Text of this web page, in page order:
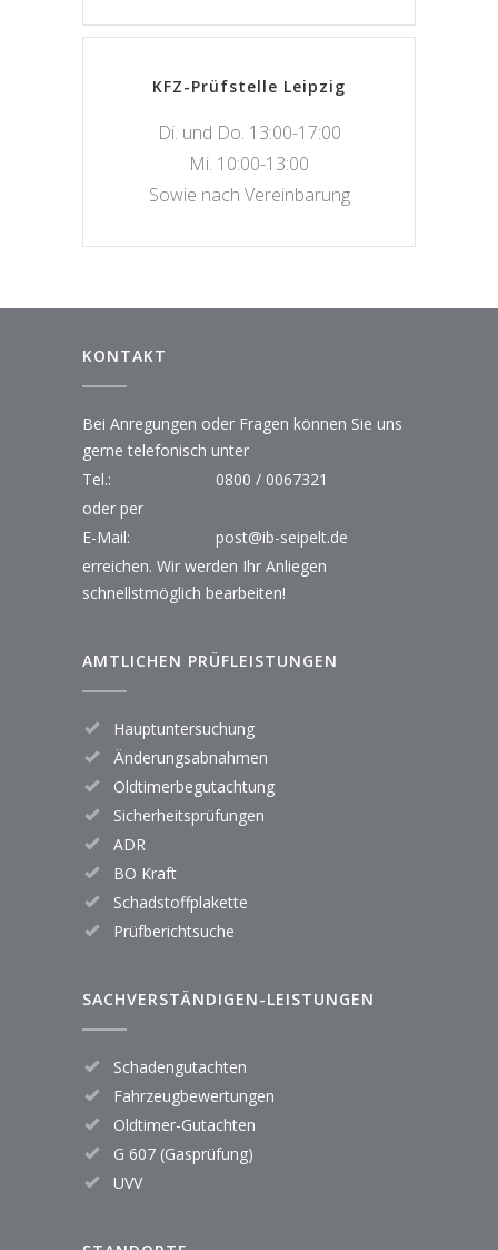
KFZ-Prüfstelle Leipzig
Di. und Do. 13:00-17:00
Mi. 10:00-13:00
Sowie nach Vereinbarung
KONTAKT
Bei Anregungen oder Fragen können Sie uns
gerne telefonisch unter
Tel.:
0800 / 0067321
oder per
E-Mail:
post@ib-seipelt.de
erreichen. Wir werden Ihr Anliegen
schnellstmöglich bearbeiten!
AMTLICHEN PRÜFLEISTUNGEN
Hauptuntersuchung
Änderungsabnahmen
Oldtimerbegutachtung
Sicherheitsprüfungen
ADR
BO Kraft
Schadstoffplakette
Prüfberichtsuche
SACHVERSTÄNDIGEN-LEISTUNGEN
Schadengutachten
Fahrzeugbewertungen
Oldtimer-Gutachten
G 607 (Gasprüfung)
UVV